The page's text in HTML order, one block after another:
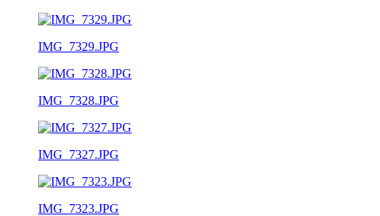
IMG_7329.JPG
IMG_7328.JPG
IMG_7327.JPG
IMG_7323.JPG